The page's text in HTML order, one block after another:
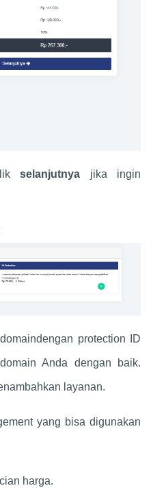
selanjutnya jika ingin
protection ID
Anda dengan baik.
layanan.
yang bisa digunakan
harga.